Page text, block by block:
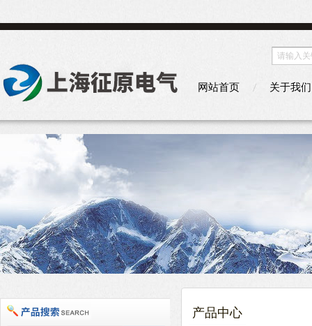
网站首页 关于我们
产品中心